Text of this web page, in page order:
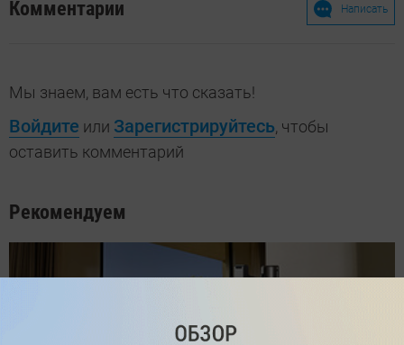
Комментарии Написать
Мы знаем, вам есть что сказать!
Войдите или Зарегистрируйтесь, чтобы
оставить комментарий
Рекомендуем